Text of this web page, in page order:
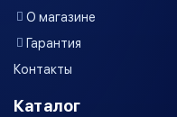
О магазине
Гарантия
Контакты
Каталог